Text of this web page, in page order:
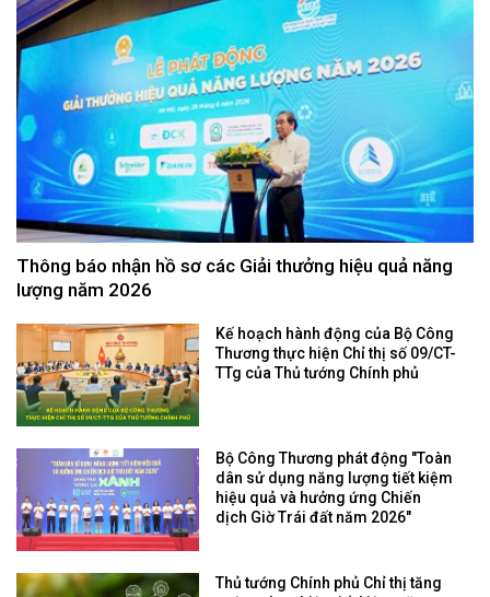
Thông báo nhận hồ sơ các Giải thưởng hiệu quả năng
lượng năm 2026
Kế hoạch hành động của Bộ Công
Thương thực hiện Chỉ thị số 09/CT-
TTg của Thủ tướng Chính phủ
Bộ Công Thương phát động "Toàn
dân sử dụng năng lượng tiết kiệm
hiệu quả và hưởng ứng Chiến
dịch Giờ Trái đất năm 2026"
Thủ tướng Chính phủ Chỉ thị tăng